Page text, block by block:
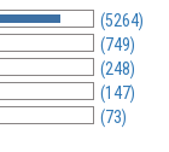
(5264)
(749)
(248)
(147)
(73)